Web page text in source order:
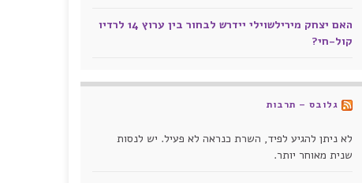
האם יצחק מירילשוילי יידרש לבחור בין ערוץ 14 לרדיו
קול-חי?
גלובס – תרבות
לא ניתן להגיע לפיד, השרת כנראה לא פעיל. יש לנסות
שנית מאוחר יותר.